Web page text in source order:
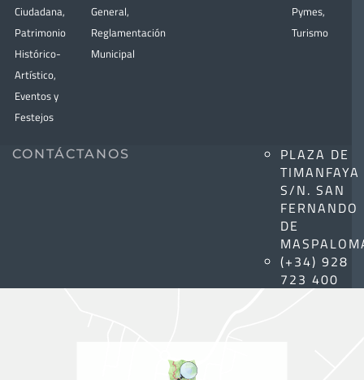
Ciudadana,
Patrimonio
Histórico-
Artístico,
Eventos y
Festejos
General,
Reglamentación
Municipal
Pymes,
Turismo
CONTÁCTANOS
PLAZA DE
TIMANFAYA
S/N. SAN
FERNANDO
DE
(+34) 928
723 400